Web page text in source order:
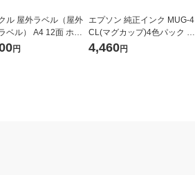
ル 屋外ラベル（屋外
ベル） A4 12面 ホワ
白色） 30枚 オリジナ
円
エプソン 純正インク MUG-4
CL(マグカップ)4色パック 1
パック（4色入）
4,460円